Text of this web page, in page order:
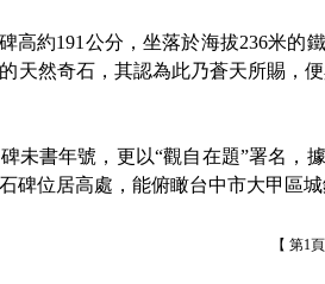
約191公分，坐落於海拔236米的
天然奇石，其認為此乃蒼天所賜，
書年號，更以“觀自在題”署名，
碑位居高處，能俯瞰台中市大甲區
【 第1